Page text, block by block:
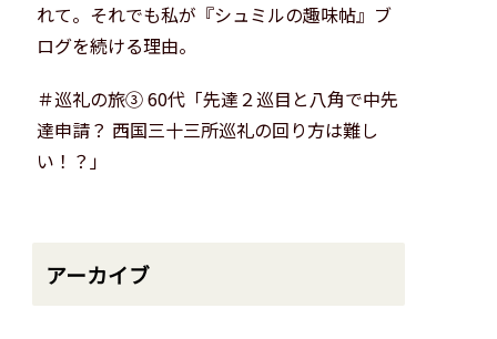
れて。それでも私が『シュミルの趣味帖』ブ
ログを続ける理由。
＃巡礼の旅③ 60代「先達２巡目と八角で中先
達申請？ 西国三十三所巡礼の回り方は難し
い！？」
アーカイブ